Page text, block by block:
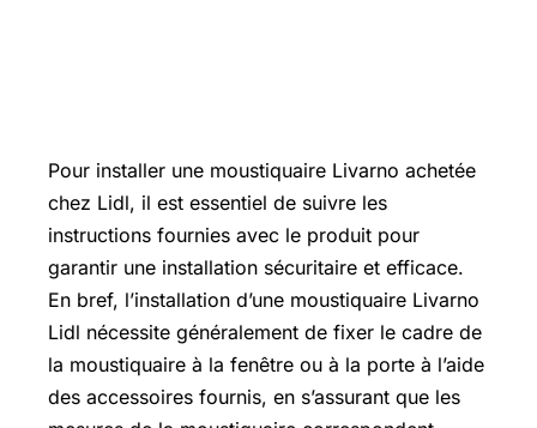
Pour installer une moustiquaire Livarno achetée
chez Lidl, il est essentiel de suivre les
instructions fournies avec le produit pour
garantir une installation sécuritaire et efficace.
En bref, l’installation d’une moustiquaire Livarno
Lidl nécessite généralement de fixer le cadre de
la moustiquaire à la fenêtre ou à la porte à l’aide
des accessoires fournis, en s’assurant que les